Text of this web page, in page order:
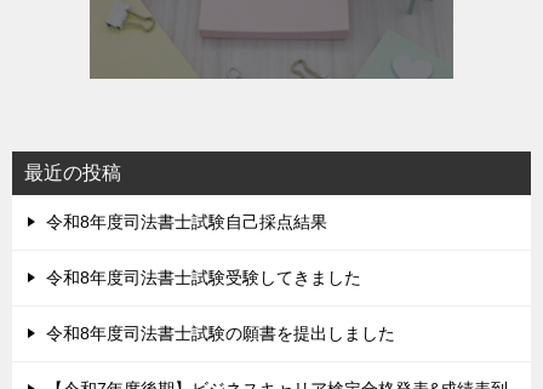
最近の投稿
令和8年度司法書士試験自己採点結果
令和8年度司法書士試験受験してきました
令和8年度司法書士試験の願書を提出しました